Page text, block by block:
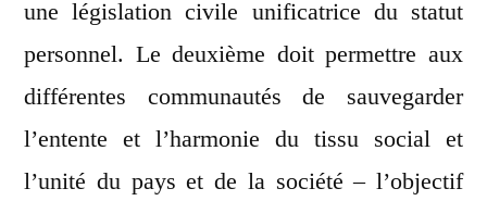
une législation civile unificatrice du statut
personnel. Le deuxième doit permettre aux
différentes communautés de sauvegarder
l’entente et l’harmonie du tissu social et
l’unité du pays et de la société – l’objectif